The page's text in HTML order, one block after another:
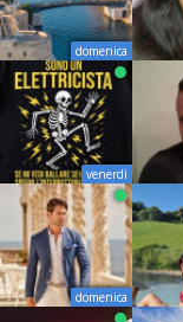
domenica
venerdì
domenica